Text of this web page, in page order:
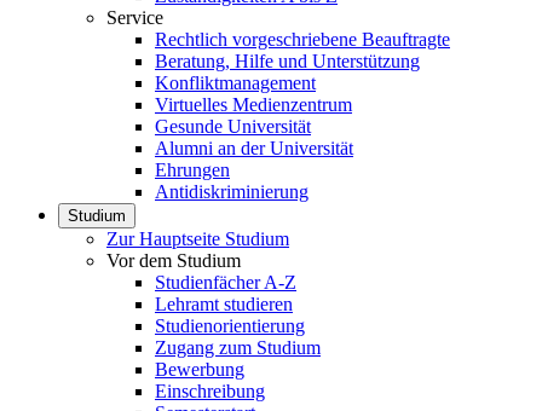
Service
Rechtlich vorgeschriebene Beauftragte
Beratung, Hilfe und Unterstützung
Konfliktmanagement
Virtuelles Medienzentrum
Gesunde Universität
Alumni an der Universität
Ehrungen
Antidiskriminierung
Studium
Zur Hauptseite Studium
Vor dem Studium
Studienfächer A-Z
Lehramt studieren
Studienorientierung
Zugang zum Studium
Bewerbung
Einschreibung